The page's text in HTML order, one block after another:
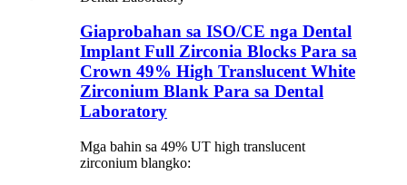
Giaprobahan sa ISO/CE nga Dental
Implant Full Zirconia Blocks Para sa
Crown 49% High Translucent White
Zirconium Blank Para sa Dental
Laboratory
Mga bahin sa 49% UT high translucent
zirconium blangko: